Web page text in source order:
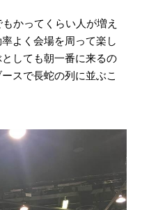
かってくらい人が増え
よく会場を周って楽し
しても朝一番に来るの
スで長蛇の列に並ぶこ